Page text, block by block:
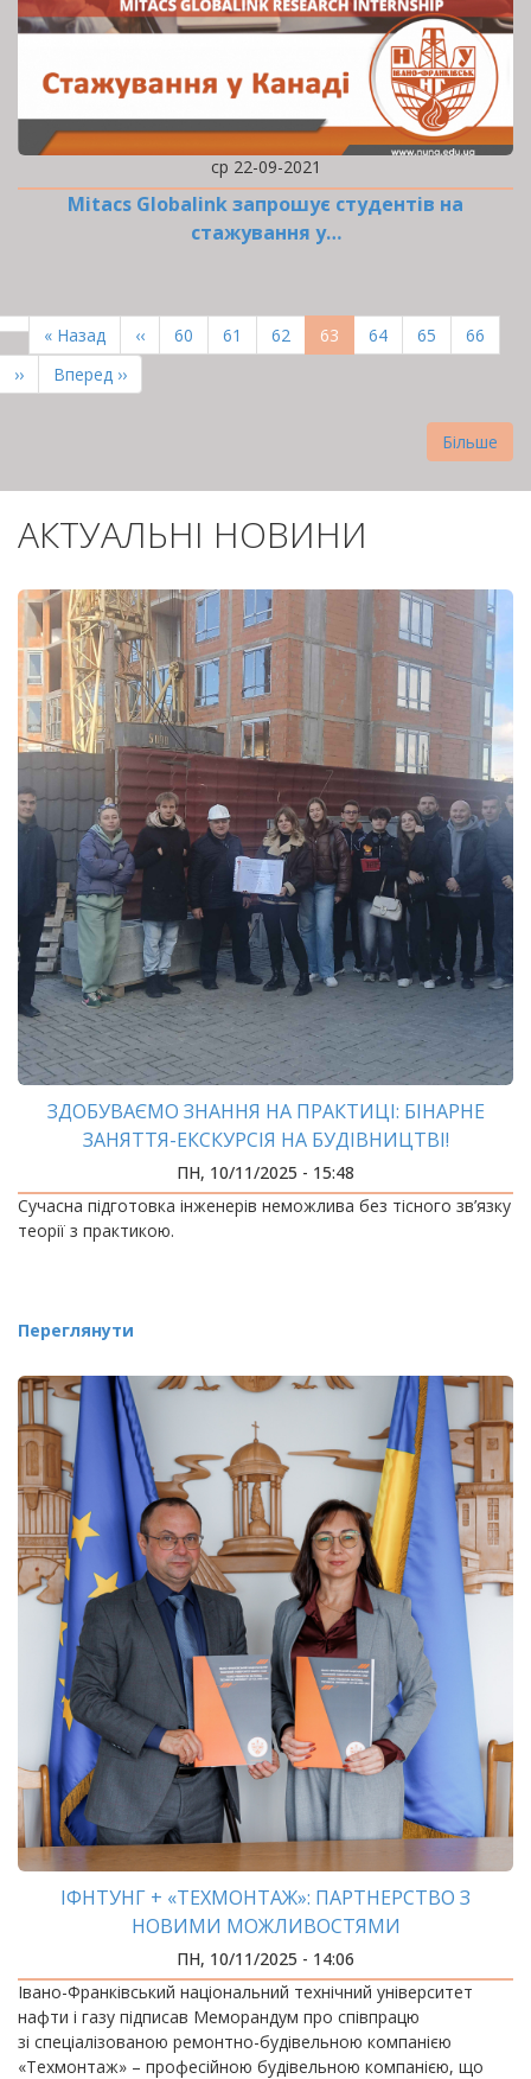
ср 22-09-2021
Mitacs Globalink запрошує студентів на
стажування у…
НА
СТОРІНКИ
Перша
сторінка
« Назад
Попередня
сторінка
‹‹ Page
60 Page
61 Page
62
Поточна
сторінка
63 Page
64 Page
65 Page
66
Наступна
сторінка
››
Остання
сторінка
Вперед ››
Більше
АКТУАЛЬНІ НОВИНИ
ЗДОБУВАЄМО ЗНАННЯ НА ПРАКТИЦІ: БІНАРНЕ
ЗАНЯТТЯ-ЕКСКУРСІЯ НА БУДІВНИЦТВІ!
ПН, 10/11/2025 - 15:48
Сучасна підготовка інженерів неможлива без тісного зв’язку
теорії з практикою.
Переглянути
ІФНТУНГ + «ТЕХМОНТАЖ»: ПАРТНЕРСТВО З
НОВИМИ МОЖЛИВОСТЯМИ
ПН, 10/11/2025 - 14:06
Івано-Франківський національний технічний університет
нафти і газу підписав Меморандум про співпрацю
зі спеціалізованою ремонтно-будівельною компанією
«Техмонтаж» – професійною будівельною компанією, що